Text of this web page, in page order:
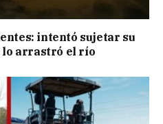
intentó sujetar su
lo arrastró el río